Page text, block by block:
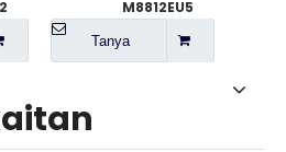
M8812EU5
Tanya